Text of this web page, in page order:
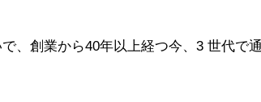
、創業から40年以上経つ今、3 世代で